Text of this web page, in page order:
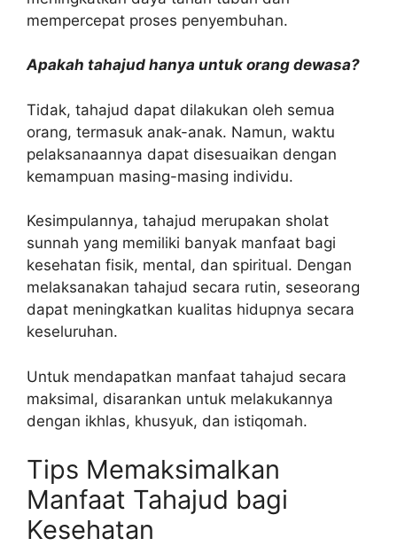
mempercepat proses penyembuhan.
Apakah tahajud hanya untuk orang dewasa?
Tidak, tahajud dapat dilakukan oleh semua
orang, termasuk anak-anak. Namun, waktu
pelaksanaannya dapat disesuaikan dengan
kemampuan masing-masing individu.
Kesimpulannya, tahajud merupakan sholat
sunnah yang memiliki banyak manfaat bagi
kesehatan fisik, mental, dan spiritual. Dengan
melaksanakan tahajud secara rutin, seseorang
dapat meningkatkan kualitas hidupnya secara
keseluruhan.
Untuk mendapatkan manfaat tahajud secara
maksimal, disarankan untuk melakukannya
dengan ikhlas, khusyuk, dan istiqomah.
Tips Memaksimalkan
Manfaat Tahajud bagi
Kesehatan